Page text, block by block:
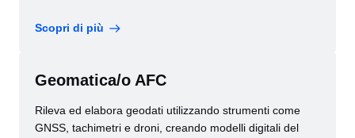
Scopri di più
Geomatica/o AFC
Rileva ed elabora geodati utilizzando strumenti come
GNSS, tachimetri e droni, creando modelli digitali del